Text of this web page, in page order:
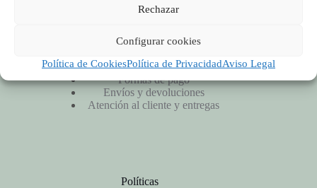
Rechazar
Configurar cookies
Política de CookiesPolítica de PrivacidadAviso Legal
Condiciones generales de Venta
Productos y precios
Formas de pago
Envíos y devoluciones
Atención al cliente y entregas
Políticas